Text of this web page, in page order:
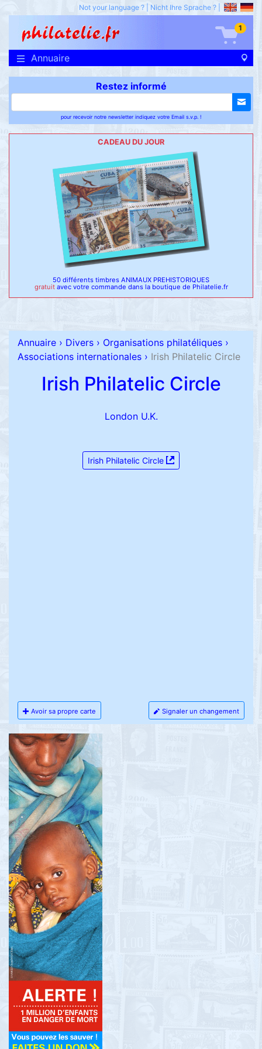
Not your language ? Nicht Ihre Sprache ?
1
Annuaire
Restez informé
pour recevoir notre newsletter indiquez votre Email s.v.p. !
CADEAU DU JOUR
50 différents timbres ANIMAUX PREHISTORIQUES
gratuit avec votre commande dans la boutique de Philatelie.fr
Annuaire › Divers › Organisations philatéliques ›
Associations internationales › Irish Philatelic Circle
Irish Philatelic Circle
London U.K.
Irish Philatelic Circle
Avoir sa propre carte Signaler un changement